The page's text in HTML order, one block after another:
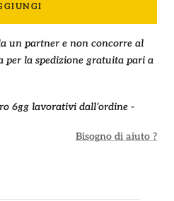
un partner e non concorre al
per la spedizione gratuita pari a
6gg lavorativi dall’ordine -
Bisogno di aiuto ?